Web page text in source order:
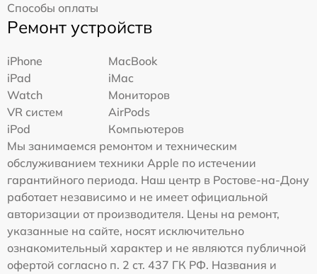
Способы оплаты
Ремонт устройств
iPhone
MacBook
iPad
iMac
Watch
Мониторов
VR систем
AirPods
iPod
Компьютеров
Мы занимаемся ремонтом и техническим
обслуживанием техники Apple по истечении
гарантийного периода. Наш центр в Ростове-на-Дону
работает независимо и не имеет официальной
авторизации от производителя. Цены на ремонт,
указанные на сайте, носят исключительно
ознакомительный характер и не являются публичной
офертой согласно п. 2 ст. 437 ГК РФ. Названия и